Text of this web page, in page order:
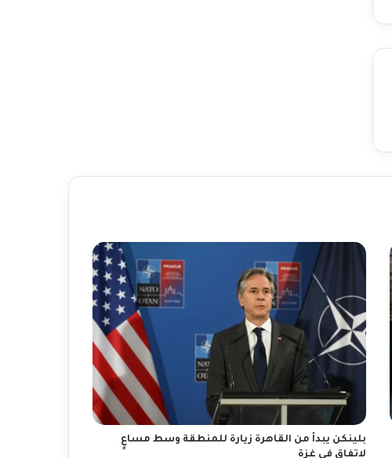
بلينكن يبدأ من القاهرة زيارة للمنطقة وسط مساعٍ
لاتفاق في غزة